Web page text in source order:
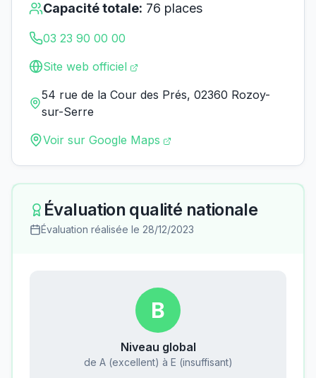
Capacité totale: 76 places
03 23 90 00 00
Site web officiel
54 rue de la Cour des Prés, 02360 Rozoy-
sur-Serre
Voir sur Google Maps
Évaluation qualité nationale
Évaluation réalisée le 28/12/2023
B
Niveau global
de A (excellent) à E (insuffisant)